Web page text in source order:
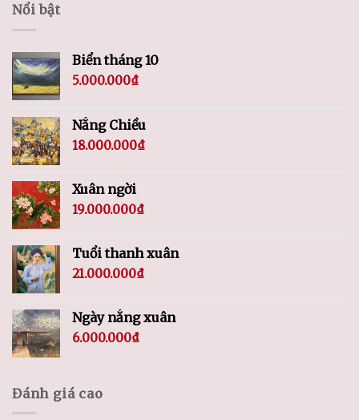
Nổi bật
Biển tháng 10
5.000.000₫
Nắng Chiều
18.000.000₫
Xuân ngời
19.000.000₫
Tuổi thanh xuân
21.000.000₫
Ngày nắng xuân
6.000.000₫
Đánh giá cao